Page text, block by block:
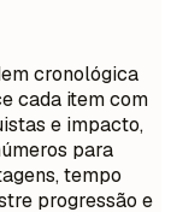
cronológica
cada item com
e impacto,
para
tempo
progressão e